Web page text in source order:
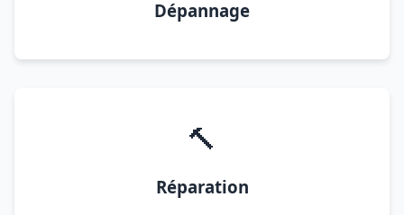
Dépannage
🔨
Réparation